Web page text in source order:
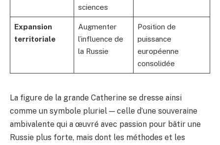
sciences
Expansion
territoriale
Augmenter
l’influence de
la Russie
Position de
puissance
européenne
consolidée
La figure de la grande Catherine se dresse ainsi
comme un symbole pluriel — celle d’une souveraine
ambivalente qui a œuvré avec passion pour bâtir une
Russie plus forte, mais dont les méthodes et les